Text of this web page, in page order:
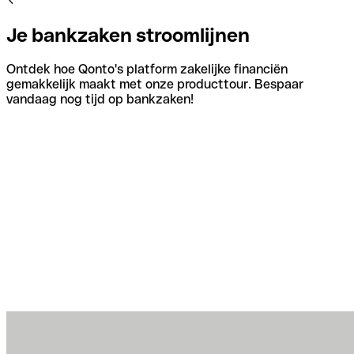
Je bankzaken stroomlijnen
Ontdek hoe Qonto's platform zakelijke financiën
gemakkelijk maakt met onze producttour. Bespaar
vandaag nog tijd op bankzaken!